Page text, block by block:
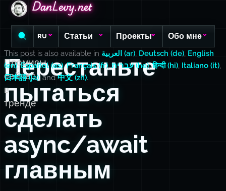
DanLevy.net
DanLevy.net
DanLevy.net
RU Статьи Проекты Обо мне
Перестаньте
пытаться
сделать
async/await
главным
Промисы
сейчас
в
тренде
This post is also available in العربية (ar), Deutsch (de), English
(en),Español (es),Français (fr), עברית (he),हिन्दी (hi), Italiano (it),
日本語 (ja), and中文 (zh).